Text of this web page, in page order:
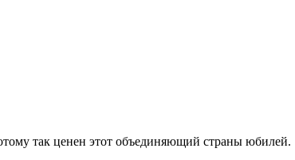
так ценен этот объединяющий страны юбилей.